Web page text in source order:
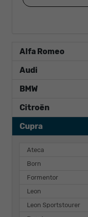
Alfa Romeo
Audi
BMW
Citroën
Cupra
Ateca
Born
Formentor
Leon
Leon Sportstourer